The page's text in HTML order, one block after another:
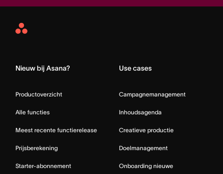
Asana
Nieuw bij Asana?
Productoverzicht
Alle functies
Meest recente functierelease
Prijsberekening
Starter-abonnement
Use cases
Campagnemanagement
Inhoudsagenda
Creatieve productie
Doelmanagement
Onboarding nieuwe